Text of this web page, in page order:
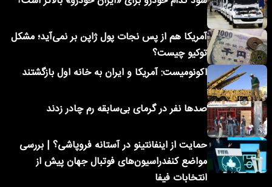
آمریکا هم از پس نجات پول ژاپن بر نمی‌آید؛ مشکل
توکیو چیست؟
اکونومیست: آمریکا و ایران به خانه اول بازگشتند
صدها نفر در گرمای بی‌سابقه رم چادر زدند
حمایت از اینفانتینو در آستانه فروپاشی؟ | بررسی
مواضع کنفدراسیون‌های فوتبال جهان پیش از
انتخابات فیفا